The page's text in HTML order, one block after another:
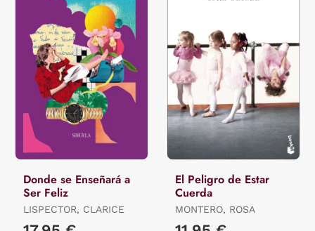
Donde se Enseñará a
Ser Feliz
LISPECTOR, CLARICE
El Peligro de Estar
Cuerda
MONTERO, ROSA